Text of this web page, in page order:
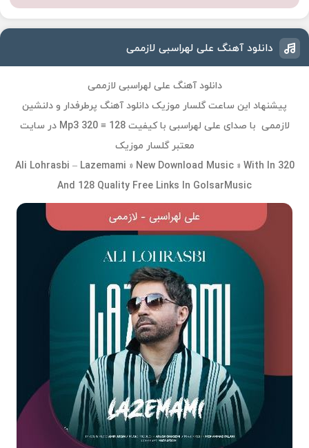
دانلود آهنگ علی لهراسبی لازممی
دانلود آهنگ علی لهراسبی لازممی
پیشنهاد این ساعت گلسار موزیک دانلود آهنگ پرطرفدار و دلنشین
لازممی با صدای علی لهراسبی با کیفیت Mp3 320 ≡ 128 در سایت
معتبر گلسار موزیک
Ali Lohrasbi – Lazemami » New Download Music » With In 320
And 128 Quality Free Links In GolsarMusic